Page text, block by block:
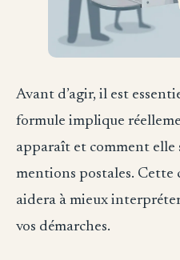
Avant d’agir, il est
formule implique
apparaît et comment elle
mentions postales. Cette
aidera à mieux
vos démarches.